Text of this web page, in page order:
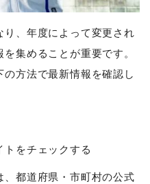
、年度によって変更され
集めることが重要です。
方法で最新情報を確認し
をチェックする
都道府県・市町村の公式